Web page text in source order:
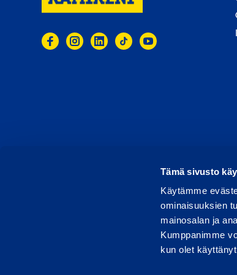
Tämä sivusto
Käytämme
ominaisuuksien
mainosalan ja
Kumppanimme
kun olet
Terms of use Privacy